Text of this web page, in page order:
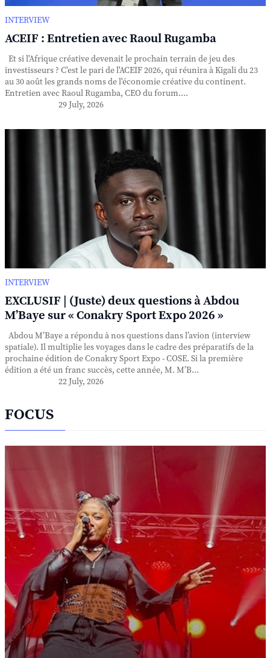
INTERVIEW
ACEIF : Entretien avec Raoul Rugamba
Et si l'Afrique créative devenait le prochain terrain de jeu des
investisseurs ? C'est le pari de l'ACEIF 2026, qui réunira à Kigali du 23
au 30 août les grands noms de l'économie créative du continent.
Entretien avec Raoul Rugamba, CEO du forum....
29 July, 2026
INTERVIEW
EXCLUSIF | (Juste) deux questions à Abdou
M’Baye sur « Conakry Sport Expo 2026 »
Abdou M’Baye a répondu à nos questions dans l’avion (interview
spatiale). Il multiplie les voyages dans le cadre des préparatifs de la
prochaine édition de Conakry Sport Expo - COSE. Si la première
édition a été un franc succès, cette année, M. M’B...
22 July, 2026
FOCUS